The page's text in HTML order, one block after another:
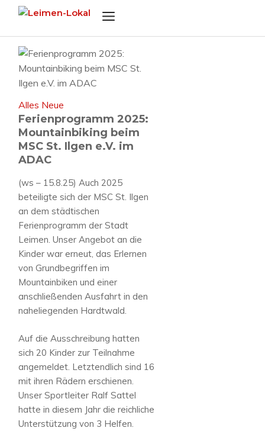
springen
Menü
Alles Neue
Ferienprogramm 2025:
Mountainbiking beim
MSC St. Ilgen e.V. im
ADAC
(ws – 15.8.25) Auch 2025
beteiligte sich der MSC St. Ilgen
an dem städtischen
Ferienprogramm der Stadt
Leimen. Unser Angebot an die
Kinder war erneut, das Erlernen
von Grundbegriffen im
Mountainbiken und einer
anschließenden Ausfahrt in den
naheliegenden Hardtwald.
Auf die Ausschreibung hatten
sich 20 Kinder zur Teilnahme
angemeldet. Letztendlich sind 16
mit ihren Rädern erschienen.
Unser Sportleiter Ralf Sattel
hatte in diesem Jahr die reichliche
Unterstützung von 3 Helfen.